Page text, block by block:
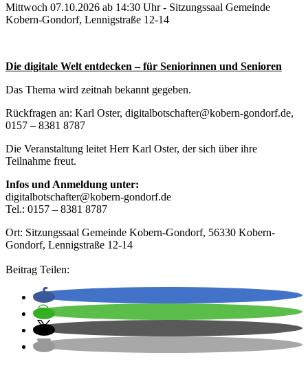
Mittwoch 07.10.2026 ab 14:30 Uhr - Sitzungssaal Gemeinde
Kobern-Gondorf, Lennigstraße 12-14
Die digitale Welt entdecken – für Seniorinnen und Senioren
Das Thema wird zeitnah bekannt gegeben.
Rückfragen an: Karl Oster, digitalbotschafter@kobern-gondorf.de,
0157 – 8381 8787
Die Veranstaltung leitet Herr Karl Oster, der sich über ihre
Teilnahme freut.
Infos und Anmeldung unter:
digitalbotschafter@kobern-gondorf.de
Tel.: 0157 – 8381 8787
Ort: Sitzungssaal Gemeinde Kobern-Gondorf, 56330 Kobern-
Gondorf, Lennigstraße 12-14
Beitrag Teilen: